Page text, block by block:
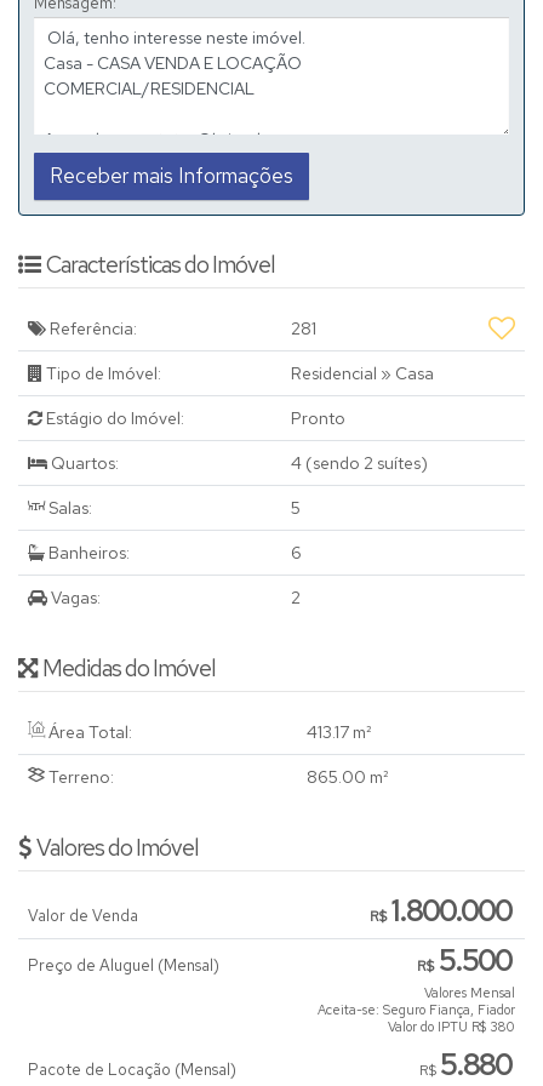
💥R$5.500,00 + IPTU + Seguro Incêndio (Mensal).
Características do Imóvel
Referência: 281
Tipo de Imóvel: Residencial » Casa
Estágio do Imóvel: Pronto
Quartos: 4 (sendo 2 suítes)
Salas: 5
Banheiros: 6
Vagas: 2
Medidas do Imóvel
Área Total: 413.17 m²
Terreno: 865.00 m²
Valores do Imóvel
R$1.800.000
Valor de Venda
R$5.500
Preço de Aluguel (Mensal)
Valores Mensal
Aceita-se: Seguro Fiança, Fiador
Valor do IPTU R$ 380
R$ 5.880
Pacote de Locação (Mensal)